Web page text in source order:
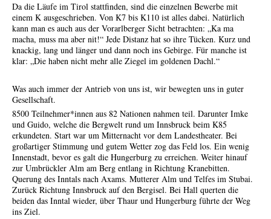
Da die Läufe im Tirol stattfinden, sind die einzelnen Bewerbe mit
einem K ausgeschrieben. Von K7 bis K110 ist alles dabei. Natürlich
kann man es auch aus der Vorarlberger Sicht betrachten: „Ka ma
macha, muss ma aber nit!“ Jede Distanz hat so ihre Tücken. Kurz und
knackig, lang und länger und dann noch ins Gebirge. Für manche ist
klar: „Die haben nicht mehr alle Ziegel im goldenen Dachl.“
Was auch immer der Antrieb von uns ist, wir bewegten uns in guter
Gesellschaft.
8500 Teilnehmer*innen aus 82 Nationen nahmen teil. Darunter Imke
und Guido, welche die Bergwelt rund um Innsbruck beim K85
erkundeten. Start war um Mitternacht vor dem Landestheater. Bei
großartiger Stimmung und gutem Wetter zog das Feld los. Ein wenig
Innenstadt, bevor es galt die Hungerburg zu erreichen. Weiter hinauf
zur Umbrückler Alm am Berg entlang in Richtung Kranebitten.
Querung des Inntals nach Axams. Mutterer Alm und Telfes im Stubai.
Zurück Richtung Innsbruck auf den Bergisel. Bei Hall querten die
beiden das Inntal wieder, über Thaur und Hungerburg führte der Weg
ins Ziel.